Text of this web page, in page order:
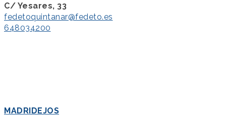
C/ Yesares, 33
fedetoquintanar@fedeto.es
648034200
MADRIDEJOS